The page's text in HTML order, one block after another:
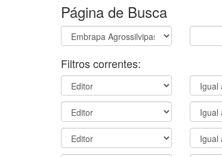
Página de Busca
Filtros correntes: